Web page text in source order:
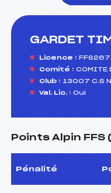
GARDET TIM
Licence :
Comité : COMITE
Club : 13007 C.S
Val. Lic. : Oui
Points Alpin FFS
Pénalité